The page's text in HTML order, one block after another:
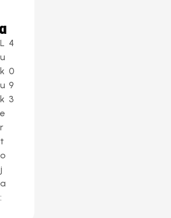
L
u
k
u
k
e
r
t
o
j
a
:
4
0
9
3